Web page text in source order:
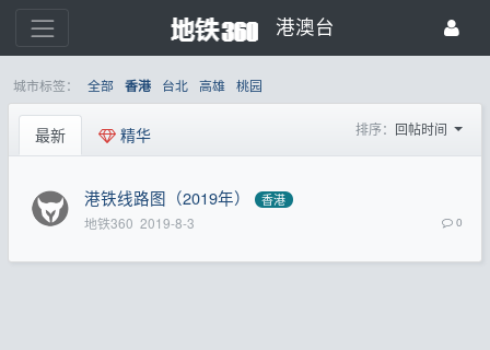
港澳台
城市标签： 全部 香港 台北 高雄 桃园
最新 精华 排序： 回帖时间
港铁线路图（2019年） 香港
地铁360 2019-8-3 0